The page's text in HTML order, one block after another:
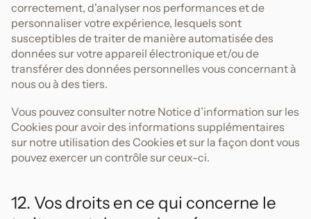
correctement, d'analyser nos performances et de
personnaliser votre expérience, lesquels sont
susceptibles de traiter de manière automatisée des
données sur votre appareil électronique et/ou de
transférer des données personnelles vous concernant à
nous ou à des tiers.
Vous pouvez consulter notre Notice d’information sur les
Cookies pour avoir des informations supplémentaires
sur notre utilisation des Cookies et sur la façon dont vous
pouvez exercer un contrôle sur ceux-ci.
12. Vos droits en ce qui concerne le